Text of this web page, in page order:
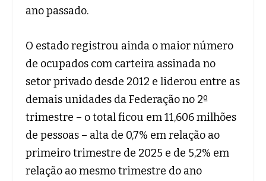
ano passado.
O estado registrou ainda o maior número
de ocupados com carteira assinada no
setor privado desde 2012 e liderou entre as
demais unidades da Federação no 2º
trimestre – o total ficou em 11,606 milhões
de pessoas – alta de 0,7% em relação ao
primeiro trimestre de 2025 e de 5,2% em
relação ao mesmo trimestre do ano